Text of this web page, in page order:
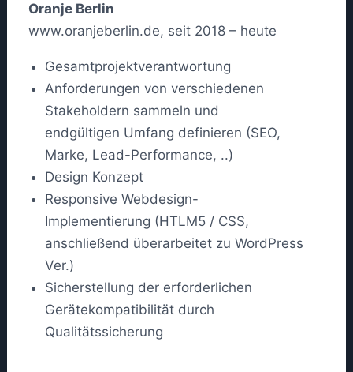
Oranje Berlin
www.oranjeberlin.de, seit 2018 – heute
Gesamtprojektverantwortung
Anforderungen von verschiedenen
Stakeholdern sammeln und
endgültigen Umfang definieren (SEO,
Marke, Lead-Performance, ..)
Design Konzept
Responsive Webdesign-
Implementierung (HTLM5 / CSS,
anschließend überarbeitet zu WordPress
Ver.)
Sicherstellung der erforderlichen
Gerätekompatibilität durch
Qualitätssicherung